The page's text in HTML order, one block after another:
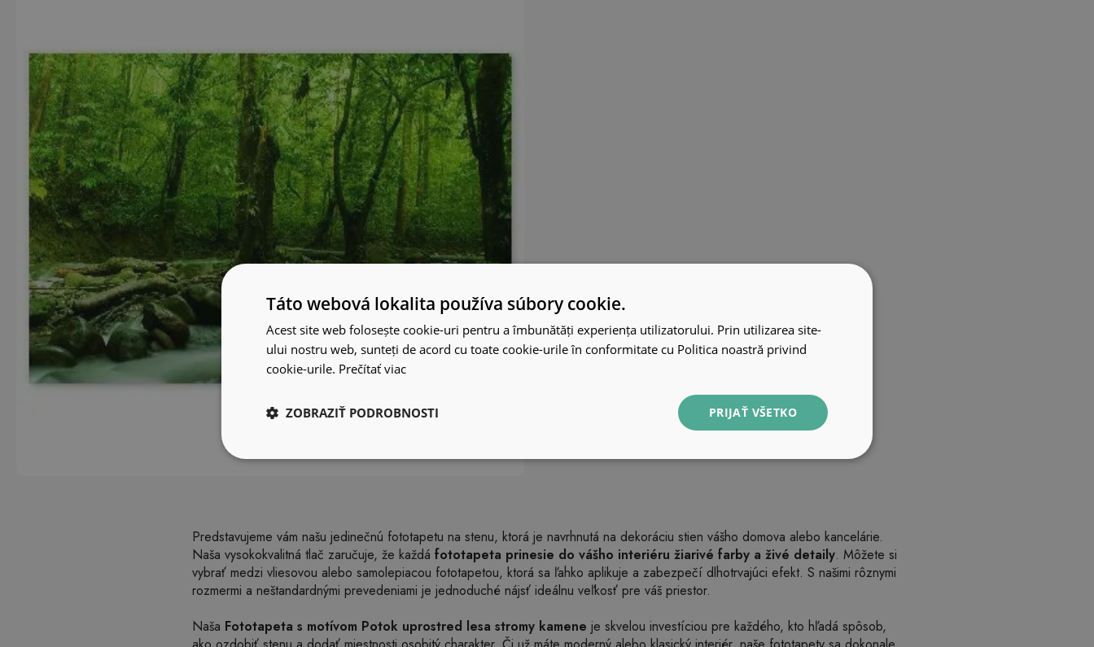
Predstavujeme vám našu jedinečnú fototapetu na stenu, ktorá je navrhnutá na dekoráciu stien vášho domova alebo kancelárie.
Naša vysokokvalitná tlač zaručuje, že každá fototapeta prinesie do vášho interiéru žiarivé farby a živé detaily. Môžete si
vybrať medzi vliesovou alebo samolepiacou fototapetou, ktorá sa ľahko aplikuje a zabezpečí dlhotrvajúci efekt. S našimi rôznymi
rozmermi a neštandardnými prevedeniami je jednoduché nájsť ideálnu veľkosť pre váš priestor.
Naša Fototapeta s motívom Potok uprostred lesa stromy kamene je skvelou investíciou pre každého, kto hľadá spôsob,
Táto webová lokalita používa súbory cookie.
Acest site web folosește cookie-uri pentru a îmbunătăți experiența utilizatorului. Prin utilizarea site-
ului nostru web, sunteți de acord cu toate cookie-urile în conformitate cu Politica noastră privind
cookie-urile. Prečítať viac
PRIJAŤ VŠETKO
ZOBRAZIŤ PODROBNOSTI